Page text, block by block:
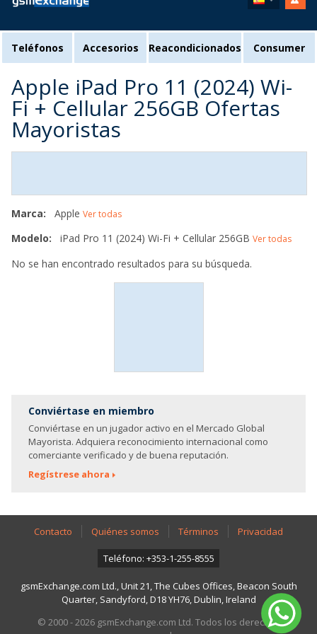
Teléfonos Accesorios Reacondicionados Consumer
Apple iPad Pro 11 (2024) Wi-
Fi + Cellular 256GB Ofertas
Mayoristas
Marca: Apple Ver todas
Modelo: iPad Pro 11 (2024) Wi-Fi + Cellular 256GB Ver todas
No se han encontrado resultados para su búsqueda.
Conviértase en miembro
Conviértase en un jugador activo en el Mercado Global
Mayorista. Adquiera reconocimiento internacional como
comerciante verificado y de buena reputación.
Regístrese ahora
Contacto Quiénes somos Términos Privacidad
Teléfono: +353-1-255-8555
gsmExchange.com Ltd., Unit 21, The Cubes Offices, Beacon South
Quarter, Sandyford, D18 YH76, Dublin, Ireland
© 2000 - 2026 gsmExchange.com Ltd. Todos los derechos